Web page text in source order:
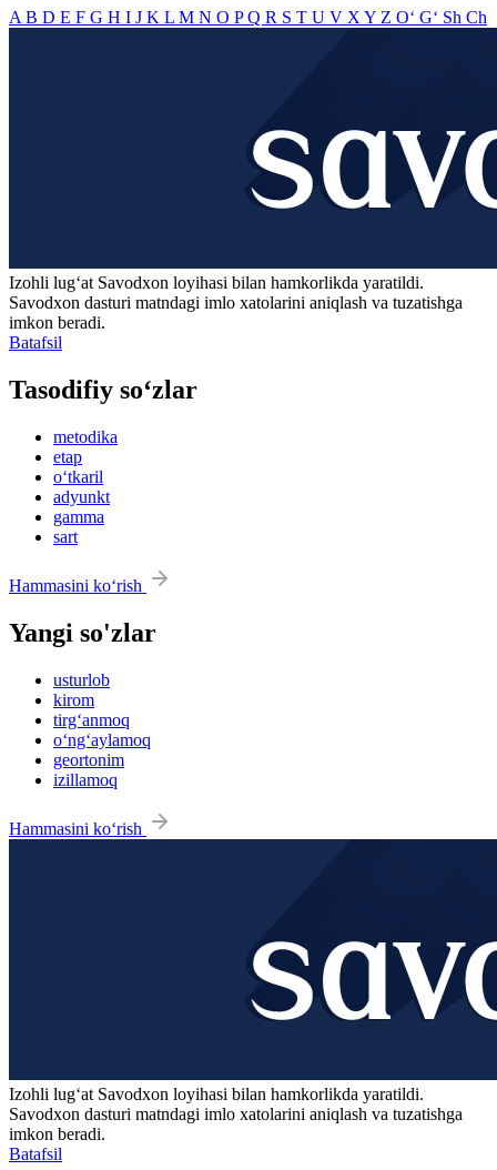
A B D E F G H I J K L M N O PQ R S T U V X Y Z O‘ G‘ Sh Ch
Izohli lugʻat Savodxon loyihasi bilan hamkorlikda yaratildi.
Savodxon dasturi matndagi imlo xatolarini aniqlash va tuzatishga
imkon beradi.
Batafsil
Tasodifiy so‘zlar
metodika
etap
o‘tkaril
adyunkt
gamma
sart
Hammasini ko‘rish
Yangi so'zlar
usturlob
kirom
tirg‘anmoq
o‘ng‘aylamoq
geortonim
izillamoq
Hammasini ko‘rish
Izohli lugʻat Savodxon loyihasi bilan hamkorlikda yaratildi.
Savodxon dasturi matndagi imlo xatolarini aniqlash va tuzatishga
imkon beradi.
Batafsil